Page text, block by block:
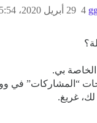
29 أبريل 2020، 5:54ص 4
بي.
“المشاركات” في
غريغ.